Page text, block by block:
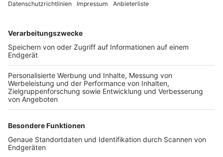
TOP-VEREINE
TOP-PARTNER